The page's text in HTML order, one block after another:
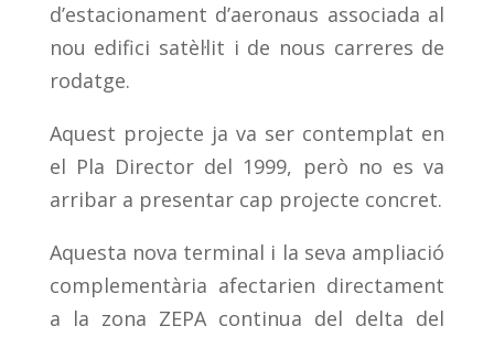
d’estacionament d’aeronaus associada al
nou edifici satèl·lit i de nous carreres de
rodatge.
Aquest projecte ja va ser contemplat en
el Pla Director del 1999, però no es va
arribar a presentar cap projecte concret.
Aquesta nova terminal i la seva ampliació
complementària afectarien directament
a la zona ZEPA continua del delta del